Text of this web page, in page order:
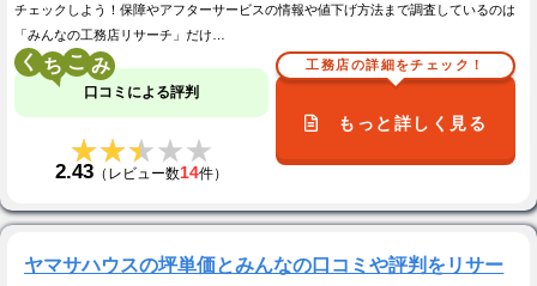
チェックしよう！保障やアフターサービスの情報や値下げ方法まで調査しているのは
「みんなの工務店リサーチ」だけ…
く こ
口コミによる評判
★★★★★
★★★★★
2.43 （レビュー数14件）
工務店の詳細をチェック！
もっと詳しく見る
ヤマサハウスの坪単価とみんなの口コミや評判をリサー